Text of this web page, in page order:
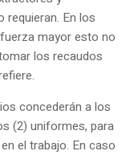
requieran. En los
mayor esto no
los recaudos
concederán a los
(2) uniformes, para
el trabajo. En caso